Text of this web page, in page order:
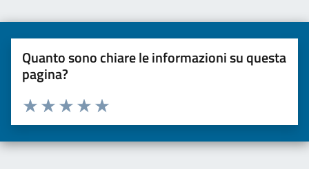
Quanto sono chiare le informazioni su questa
pagina?
Valuta da 1 a 5 stelle la pagina
Valuta 5 stelle su 5
Valuta 4 stelle su 5
Valuta 3 stelle su 5
Valuta 2 stelle su 5
Valuta una stella su 5